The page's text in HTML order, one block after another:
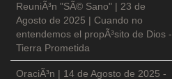
ReuniÃ³n "SÃ© Sano" | 23 de
Agosto de 2025 | Cuando no
entendemos el propÃ³sito de Dios -
Tierra Prometida
OraciÃ³n | 14 de Agosto de 2025 -